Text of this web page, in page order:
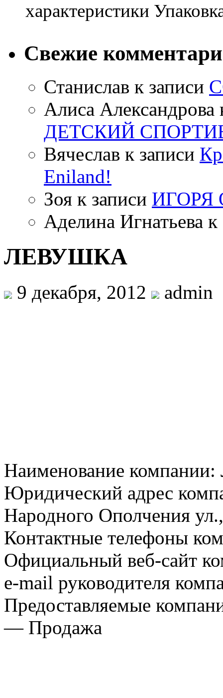
характеристики
Свежие
Станислав к записи
Алиса Александрова
ДЕТСКИЙ
Вячеслав к записи
Eniland!
Зоя к записи ИГОРЯ
Аделина Игнатьева к
ЛЕВУШКА
9 декабря, 2012 admin
Наименование
Юридический адрес
Народного Ополчения
Контактные телефоны
Официальный веб-сайт
e-mail руководителя
Предоставляемые
— Продажа